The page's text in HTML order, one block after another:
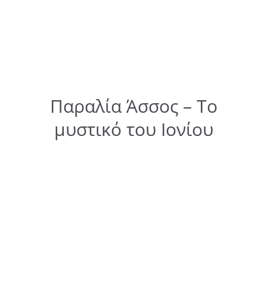
Παραλία Άσσος – Το
μυστικό του Ιονίου